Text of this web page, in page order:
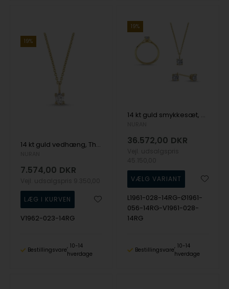
19%
14 kt guld vedhæng, The One Oval serien fra Nuran med ialt 0,23 ct Diamant
7.574,00 DKR
V1962-023-14RG
Bestillingsvare
10-14
hverdage
19%
14 kt guld smykkesæt, The One serien fra Nuran med ialt 1,12 ct Diamant
36.572,00 DKR
L1961-028-14RG-Ø1961-
056-14RG-V1961-028-
14RG
Bestillingsvare
10-14
hverdage